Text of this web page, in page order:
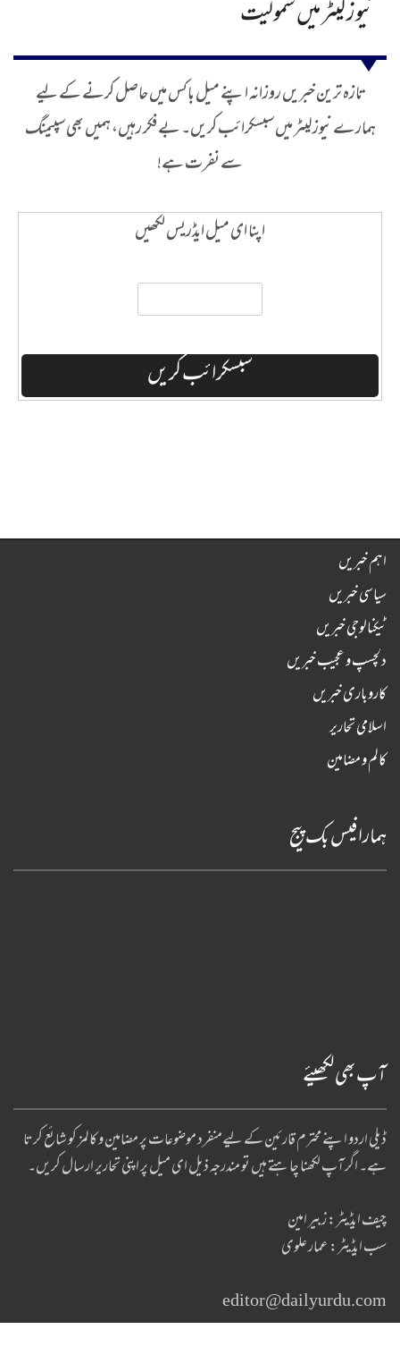
نیوز لیٹر میں شمولیت
تازہ ترین خبریں روزانہ اپنے میل باکس میں حاصل کرنے کے لیے
ہمارے نیوز لیٹر میں سبسکرائب کریں۔ بے فکر رہیں، ہمیں بھی سپیمنگ
سے نفرت ہے!
اپنا ای میل ایڈریس لکھیں
اہم خبریں
سیاسی خبریں
ٹیکنالوجی خبریں
دلچسپ و عجیب خبریں
کاروباری خبریں
اسلامی تحاریر
کالم و مضامین
ہمارا فیس بک پیج
آپ بھی لکھیئے
ڈیلی اردو اپنے محترم قارئین کے لیےمنفرد موضوعات پر مضامین و کالمز کو شائع کرتا
ہے۔ اگر آپ لکھنا چا ہتے ہیں تو مندرجہ ذیل ای میل پر اپنی تحاریر ارسال کریں۔
چیف ایڈیٹر: زبیر امین
سب ایڈیٹر: عمار علوی
editor@dailyurdu.com